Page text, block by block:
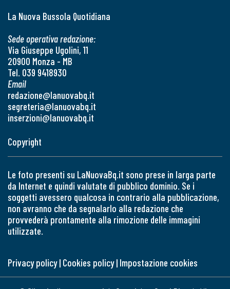
La Nuova Bussola Quotidiana
Sede operativa redazione:
Via Giuseppe Ugolini, 11
20900 Monza - MB
Tel. 039 9418930
Email
redazione@lanuovabq.it
segreteria@lanuovabq.it
inserzioni@lanuovabq.it
Copyright
Le foto presenti su LaNuovaBq.it sono prese in larga parte
da Internet e quindi valutate di pubblico dominio. Se i
soggetti avessero qualcosa in contrario alla pubblicazione,
non avranno che da segnalarlo alla redazione che
provvederà prontamente alla rimozione delle immagini
utilizzate.
Privacy policy| Cookies policy| Impostazione cookies